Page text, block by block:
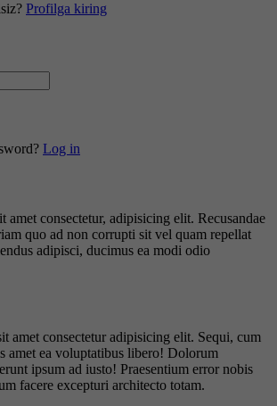
Profilga kiring
Log in
amet consectetur, adipisicing elit. Recusandae
quo ad non corrupti sit vel quam repellat
adipisci, ducimus ea modi odio
amet consectetur adipisicing elit. Sequi, cum
amet ea voluptatibus libero! Dolorum
ipsum ad iusto! Praesentium error nobis
facere excepturi architecto totam.